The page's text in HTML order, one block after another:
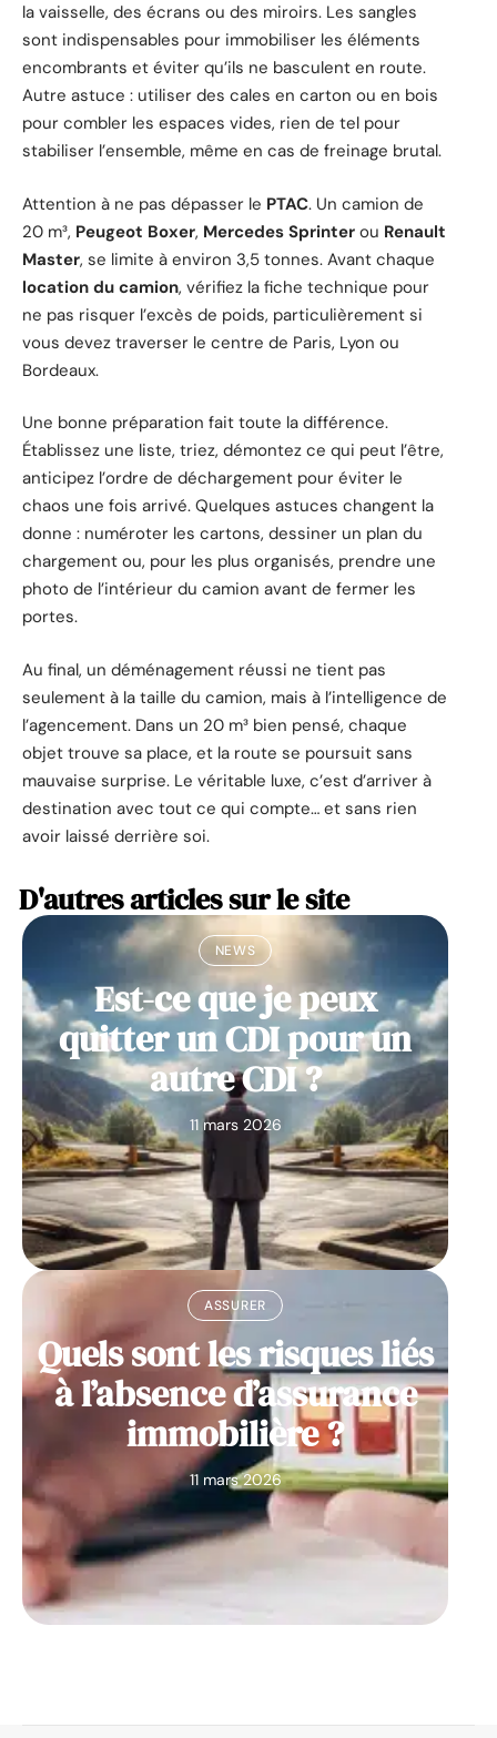
la vaisselle, des écrans ou des miroirs. Les sangles
sont indispensables pour immobiliser les éléments
encombrants et éviter qu’ils ne basculent en route.
Autre astuce : utiliser des cales en carton ou en bois
pour combler les espaces vides, rien de tel pour
stabiliser l’ensemble, même en cas de freinage brutal.
Attention à ne pas dépasser le PTAC. Un camion de
20 m³, Peugeot Boxer, Mercedes Sprinter ou Renault
Master, se limite à environ 3,5 tonnes. Avant chaque
location du camion, vérifiez la fiche technique pour
ne pas risquer l’excès de poids, particulièrement si
vous devez traverser le centre de Paris, Lyon ou
Bordeaux.
Une bonne préparation fait toute la différence.
Établissez une liste, triez, démontez ce qui peut l’être,
anticipez l’ordre de déchargement pour éviter le
chaos une fois arrivé. Quelques astuces changent la
donne : numéroter les cartons, dessiner un plan du
chargement ou, pour les plus organisés, prendre une
photo de l’intérieur du camion avant de fermer les
portes.
Au final, un déménagement réussi ne tient pas
seulement à la taille du camion, mais à l’intelligence de
l’agencement. Dans un 20 m³ bien pensé, chaque
objet trouve sa place, et la route se poursuit sans
mauvaise surprise. Le véritable luxe, c’est d’arriver à
destination avec tout ce qui compte… et sans rien
avoir laissé derrière soi.
D'autres articles sur le site
NEWS
Est-ce que je peux
quitter un CDI pour un
autre CDI ?
11 mars 2026
ASSURER
Quels sont les risques liés
à l’absence d’assurance
immobilière ?
11 mars 2026